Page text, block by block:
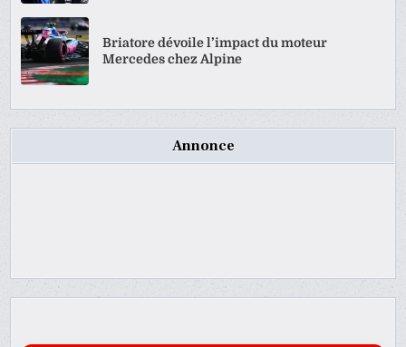
Briatore dévoile l’impact du moteur
Mercedes chez Alpine
Annonce